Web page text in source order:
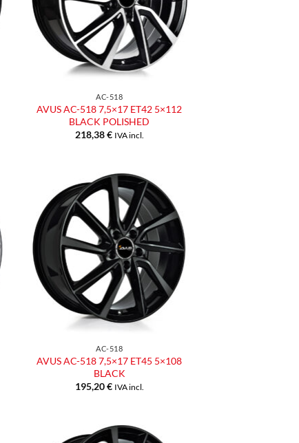
AC-518
AVUS AC-518 7,5×17 ET42 5×112
BLACK POLISHED
218,38€ IVA incl.
Aggiungi
alla lista
dei
desideri
AC-518
AVUS AC-518 7,5×17 ET45 5×108
BLACK
195,20€ IVA incl.